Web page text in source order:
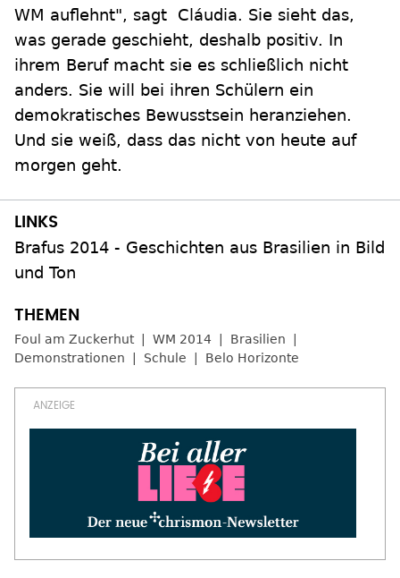
WM auflehnt", sagt Cláudia. Sie sieht das,
was gerade geschieht, deshalb positiv. In
ihrem Beruf macht sie es schließlich nicht
anders. Sie will bei ihren Schülern ein
demokratisches Bewusstsein heranziehen.
Und sie weiß, dass das nicht von heute auf
morgen geht.
Brafus 2014 - Geschichten aus Brasilien in Bild
und Ton
Foul am Zuckerhut WM 2014
Brasilien
Demonstrationen
Schule Belo Horizonte